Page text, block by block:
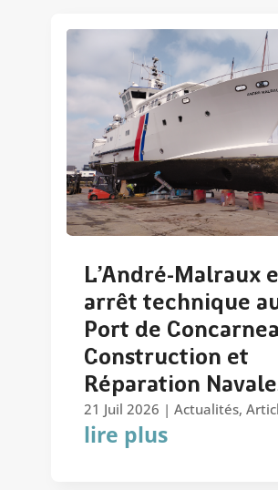
L’André-Malraux
arrêt technique
Port de
Construction et
Réparation
21 Juil 2026 | Actualités,
lire plus